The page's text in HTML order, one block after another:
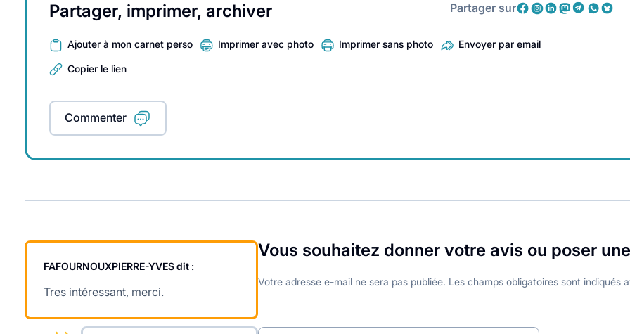
Partager, imprimer, archiver Partager sur
Ajouter à mon carnet perso Imprimer avec photo Imprimer sans photo Envoyer par email
Copier le lien
Commenter
FAFOURNOUXPIERRE-YVESdit :
Tres intéressant, merci.
Vous souhaitez donner votre avis ou poser
Votre adresse e-mail ne sera pas publiée. Les champs obligatoires sont indiqués